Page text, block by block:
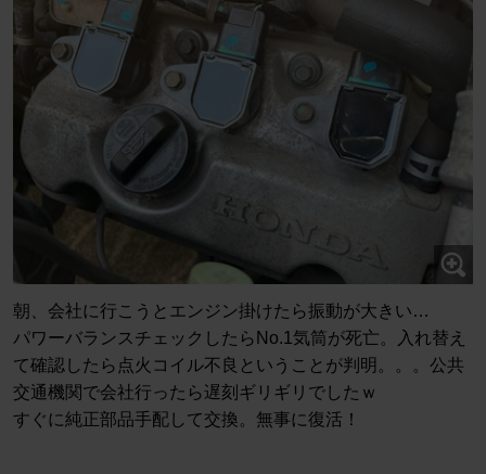
朝、会社に行こうとエンジン掛けたら振動が大きい…
パワーバランスチェックしたらNo.1気筒が死亡。入れ替え
て確認したら点火コイル不良ということが判明。。。公共
交通機関で会社行ったら遅刻ギリギリでしたｗ
すぐに純正部品手配して交換。無事に復活！